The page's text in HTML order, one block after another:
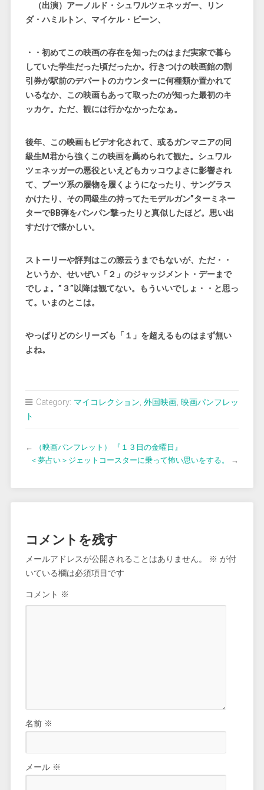
（出演）アーノルド・シュワルツェネッガー、リン
ダ・ハミルトン、マイケル・ビーン、
・・初めてこの映画の存在を知ったのはまだ実家で暮ら
していた学生だった頃だったか。行きつけの映画館の割
引券が駅前のデパートのカウンターに何種類か置かれて
いるなか、この映画もあって取ったのが知った最初のキ
ッカケ。ただ、観には行かなかったなぁ。
後年、この映画もビデオ化されて、或るガンマニアの同
級生M君から強くこの映画を薦められて観た。シュワル
ツェネッガーの悪役といえどもカッコウよさに影響され
て、ブーツ系の履物を履くようになったり、サングラス
かけたり、その同級生の持ってたモデルガン”ターミネー
ターでBB弾をパンパン撃ったりと真似したほど。思い出
すだけで懐かしい。
ストーリーや評判はこの際云うまでもないが、ただ・・
というか、せいぜい「２」のジャッジメント・デーまで
でしょ。”３”以降は観てない。もういいでしょ・・と思っ
て。いまのとこは。
やっぱりどのシリーズも「１」を超えるものはまず無い
よね。
Category: マイコレクション, 外国映画, 映画パンフレッ
ト
←
（映画パンフレット） 『１３日の金曜日』
＜夢占い＞ジェットコースターに乗って怖い思いをする。
→
コメントを残す
メールアドレスが公開されることはありません。 ※ が付
いている欄は必須項目です
コメント ※
名前 ※
メール ※